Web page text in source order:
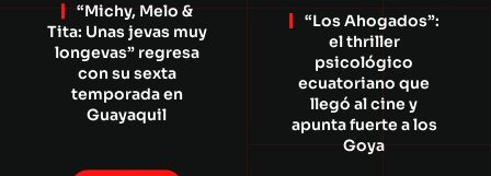
“Michy, Melo &
Tita: Unas jevas muy
longevas” regresa
con su sexta
temporada en
Guayaquil
“Los Ahogados”:
el thriller
psicológico
ecuatoriano que
llegó al cine y
apunta fuerte a los
Goya